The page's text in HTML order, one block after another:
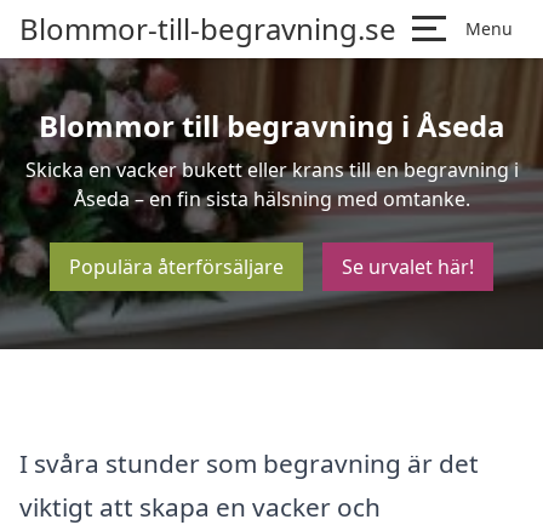
Blommor-till-begravning.se Menu
Blommor till begravning i Åseda
Skicka en vacker bukett eller krans till en begravning i
Åseda – en fin sista hälsning med omtanke.
Populära återförsäljare Se urvalet här!
I svåra stunder som begravning är det
viktigt att skapa en vacker och